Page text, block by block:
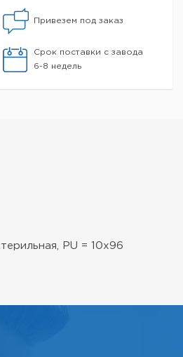
Привезем под заказ
Срок поставки с завода
6-8 недель
PU = 10x96